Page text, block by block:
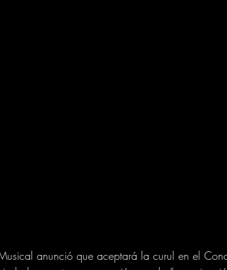
anunció que aceptará la curul en el